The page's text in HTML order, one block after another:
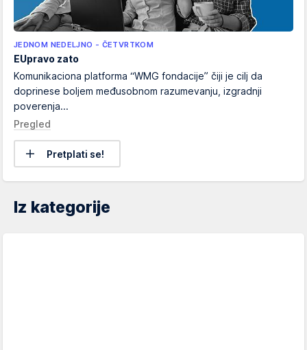
JEDNOM NEDELJNO - ČETVRTKOM
EUpravo zato
Komunikaciona platforma “WMG fondacije” čiji je cilj da
doprinese boljem međusobnom razumevanju, izgradnji
poverenja...
Pregled
Pretplati se!
Iz kategorije